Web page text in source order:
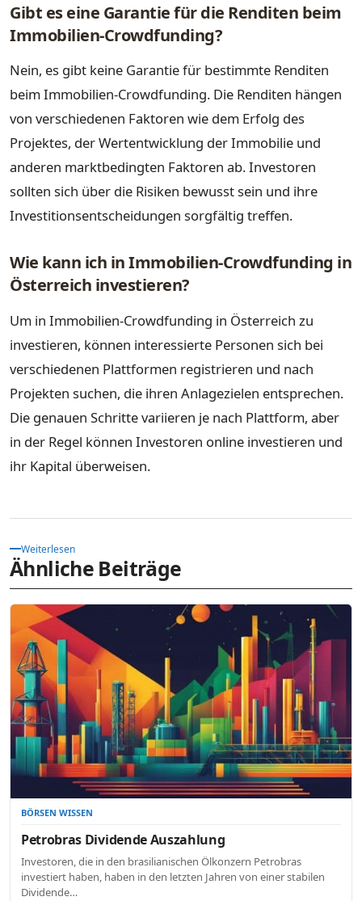
Gibt es eine Garantie für die Renditen beim
Immobilien-Crowdfunding?
Nein, es gibt keine Garantie für bestimmte Renditen
beim Immobilien-Crowdfunding. Die Renditen hängen
von verschiedenen Faktoren wie dem Erfolg des
Projektes, der Wertentwicklung der Immobilie und
anderen marktbedingten Faktoren ab. Investoren
sollten sich über die Risiken bewusst sein und ihre
Investitionsentscheidungen sorgfältig treffen.
Wie kann ich in Immobilien-Crowdfunding in
Österreich investieren?
Um in Immobilien-Crowdfunding in Österreich zu
investieren, können interessierte Personen sich bei
verschiedenen Plattformen registrieren und nach
Projekten suchen, die ihren Anlagezielen entsprechen.
Die genauen Schritte variieren je nach Plattform, aber
in der Regel können Investoren online investieren und
ihr Kapital überweisen.
Weiterlesen
Ähnliche Beiträge
BÖRSEN WISSEN
Petrobras Dividende Auszahlung
Investoren, die in den brasilianischen Ölkonzern Petrobras
investiert haben, haben in den letzten Jahren von einer stabilen
Dividende…